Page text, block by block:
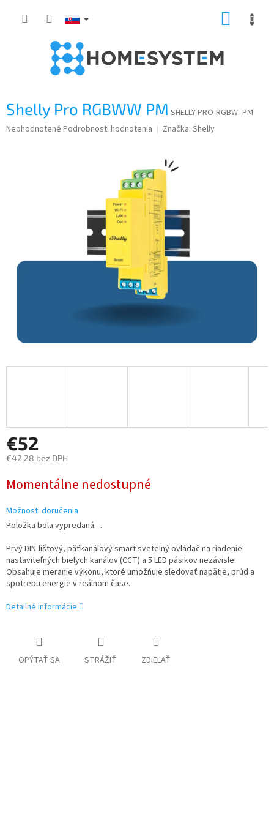
Shelly Pro RGBWW PM SHELLY-PRO-RGBW_PM
Priemerné
Neohodnotené Podrobnosti hodnotenia Značka: Shelly
€52
€42,28 bez DPH
cena:
Momentálne nedostupné
Možnosti doručenia
Položka bola vypredaná…
Prvý DIN-lištový, päťkanálový smart svetelný ovládač na riadenie
nastaviteľných bielych kanálov (CCT) a 5 LED pásikov nezávisle.
Obsahuje meranie výkonu, ktoré umožňuje sledovať napätie, prúd a
spotrebu energie v reálnom čase.
Detailné informácie
OPÝTAŤ SA STRÁŽIŤ ZDIEĽAŤ